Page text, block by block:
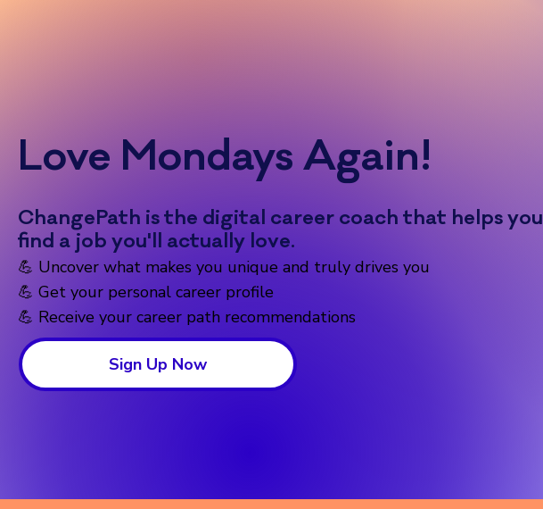
Love Mondays Again!
ChangePath is the digital career coach that helps you
find a job you'll actually love.
💪 Uncover what makes you unique and truly drives you
💪 Get your personal career profile
💪 Receive your career path recommendations
Sign Up Now